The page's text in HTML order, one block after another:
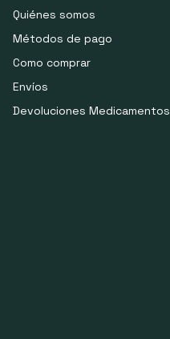
Quiénes somos
Métodos de pago
Como comprar
Envíos
Devoluciones Medicamentos